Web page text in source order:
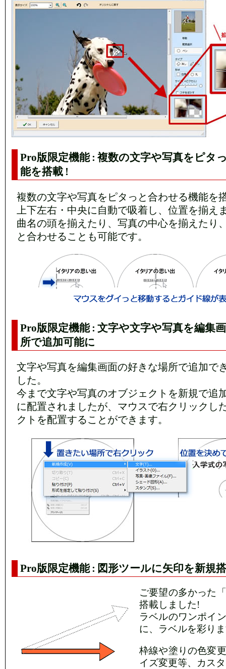
Pro版限定機能 : 複数の文字や写真をピタ
能を搭載 !
複数の文字や写真をピタっと合わせる機能を
上下左右・中央に自動で吸着し、位置を揃え
曲名の頭を揃えたり、写真の中心を揃えたり
と合わせることも可能です。
Pro版限定機能 : 文字や文字や写真を編集
所で追加可能に
文字や写真を編集画面の好きな場所で追加で
した。
今まで文字や写真のオブジェクトを新規で追
に配置されましたが、マウスで右クリックし
クトを配置することができます。
Pro版限定機能 : 図形ツールに矢印を新規
ご要望の多かった
搭載しました!
ラベルのワンポイ
に、ラベルを彩り
枠線や塗りの色変
イズ変更等、カス